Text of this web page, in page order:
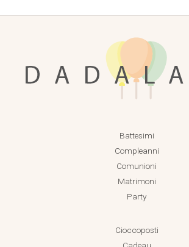
Battesimi
Compleanni
Comunioni
Matrimoni
Party
Cioccoposti